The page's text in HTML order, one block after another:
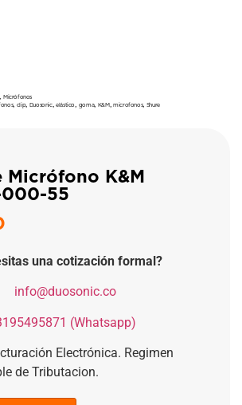
,Micrófonos
, clip, Duosonic,elástico goma, K&M,microfonos, Shure
Micrófono K&M
55
una cotización formal?
info@duosonic.co
(Whatsapp)
Electrónica. Regimen
de Tributacion.